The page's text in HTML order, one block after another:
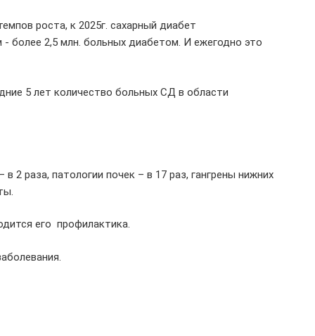
роста, к 2025г. сахарный диабет
более 2,5 млн. больных диабетом. И ежегодно это
5 лет количество больных СД в области
2 раза, патологии почек – в 17 раз, гангрены нижних
его профилактика.